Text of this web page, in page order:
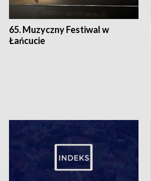
65. Muzyczny Festiwal w
Łańcucie